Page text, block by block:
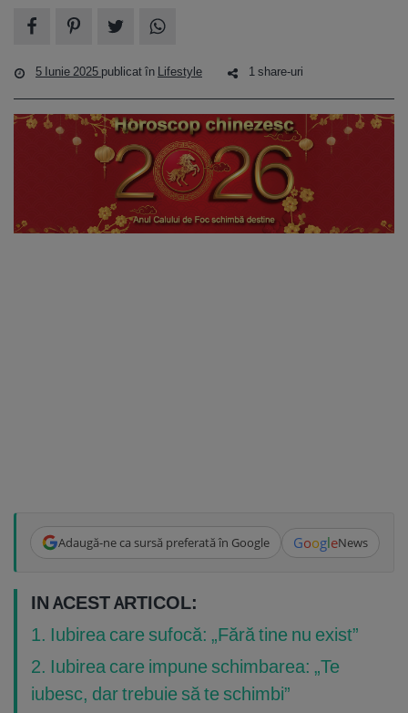
5 Iunie 2025 publicat în Lifestyle 1 share-uri
Adaugă-ne ca sursă preferată în Google GoogleNews
IN ACEST ARTICOL:
1. Iubirea care sufocă: „Fără tine nu exist”
2. Iubirea care impune schimbarea: „Te
iubesc, dar trebuie să te schimbi”